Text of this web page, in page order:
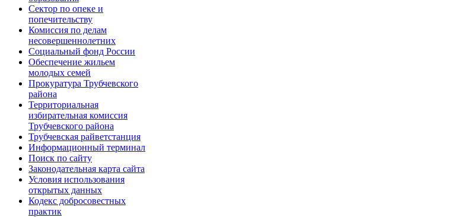
Сектор по опеке и
попечительству
Комиссия по делам
несовершеннолетних
Социальный фонд России
Обеспечение жильем
молодых семей
Прокуратура Трубчевского
района
Территориальная
избирательная комиссия
Трубчевского района
Трубчевская райветстанция
Информационный терминал
Поиск по сайту
Законодательная карта сайта
Условия использования
открытых данных
Кодекс добросовестных
практик